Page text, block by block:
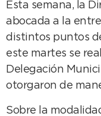
Esta semana, la
abocada a la
distintos puntos
este martes se
Delegación
otorgaron de
Sobre la